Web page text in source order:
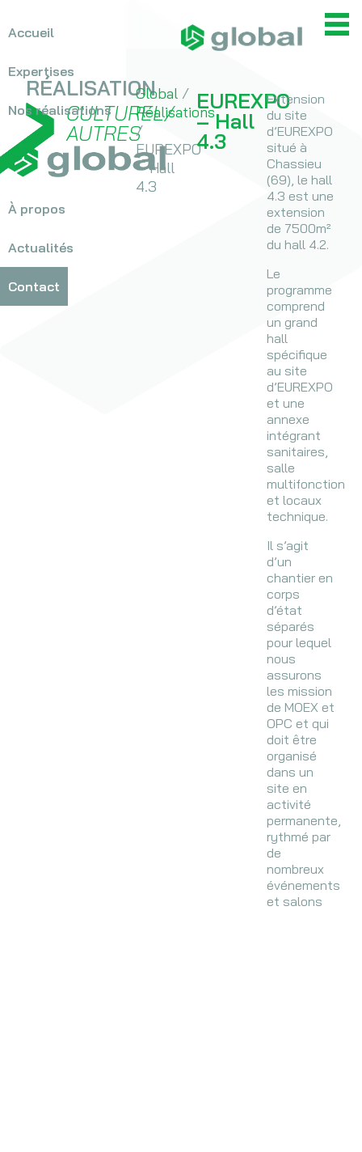
Accueil
Expertises
> OPC
Nos réalisations
> Hospitalier
Bureaux / Tertiaire
> Scolaires
> Équipements
> Culturel
> Autres Voir toutes les réalisations
À propos
Historique
Équipe
Nous rejoindre
Actualités
Contact
RÉALISATION
CULTUREL/
AUTRES
Global /
Réalisations
/
EUREXPO
– Hall
4.3
EUREXPO
– Hall
4.3
Extension
du site
d’EUREXPO
situé à
Chassieu
(69), le hall
4.3 est une
extension
de 7500m²
du hall 4.2.
Le
programme
comprend
un grand
hall
spécifique
au site
d’EUREXPO
et une
annexe
intégrant
sanitaires,
salle
multifonction
et locaux
technique.
Il s’agit
d’un
chantier en
corps
d’état
séparés
pour lequel
nous
assurons
les mission
de MOEX et
OPC et qui
doit être
organisé
dans un
site en
activité
permanente,
rythmé par
de
nombreux
événements
et salons